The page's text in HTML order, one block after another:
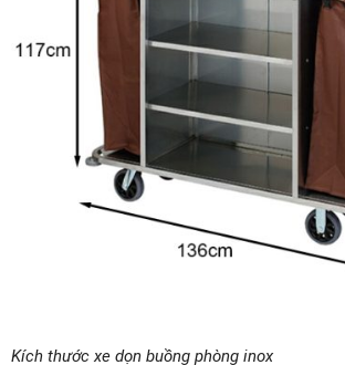
Kích thước xe dọn buồng phòng inox